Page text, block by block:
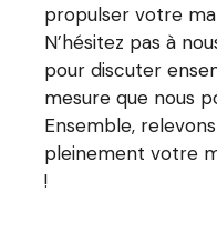
propulser votre
N’hésitez pas à
pour discuter
mesure que nous
Ensemble,
pleinement votre
!